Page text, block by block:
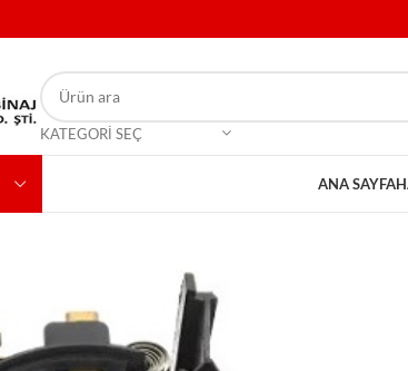
KATEGORI SEÇ
ANA SAYFA